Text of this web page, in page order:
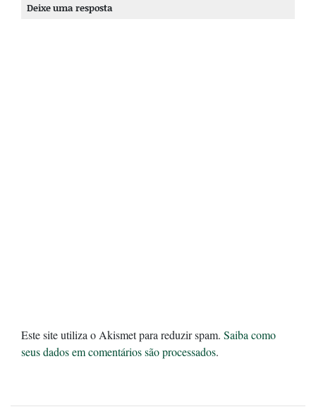
Deixe uma resposta
Este site utiliza o Akismet para reduzir spam. Saiba como
seus dados em comentários são processados.